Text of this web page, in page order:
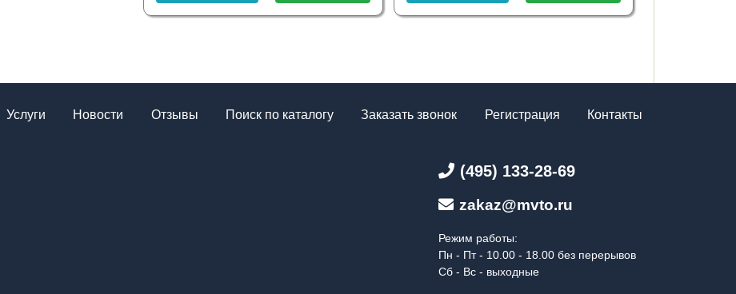
Услуги Новости Отзывы Поиск по каталогу Заказать звонок Регистрация Контакты
(495) 133-28-69
zakaz@mvto.ru
Режим работы:
Пн - Пт - 10.00 - 18.00 без перерывов
Сб - Вс - выходные